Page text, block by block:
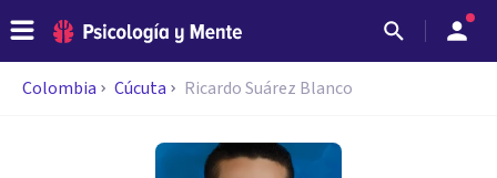
Colombia Cúcuta Ricardo Suárez Blanco